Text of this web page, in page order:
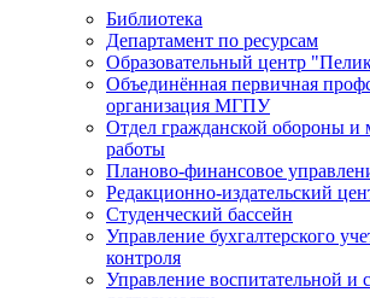
Библиотека
Департамент по ресурсам
Образовательный центр
Объединённая первичная
организация МГПУ
Отдел гражданской обороны и
работы
Планово-финансовое
Редакционно-издательский
Студенческий бассейн
Управление бухгалтерского
контроля
Управление воспитательной и